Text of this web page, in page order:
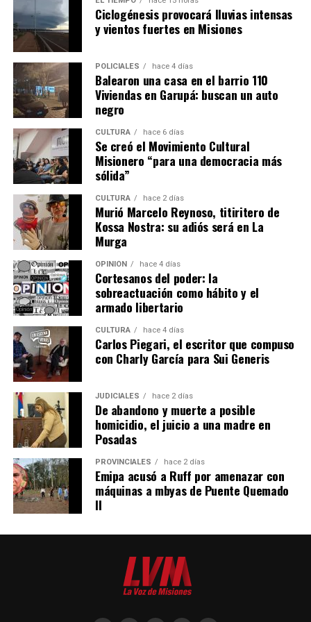
Ver esta publicación en Instagram
realidad otorga la potestad a los gobernadores”, es decir
que “va a depender de la voluntad de un gobernador”,
que “puede meter el papel en el cajón seis meses y se
termina vendiendo por falta de respuesta”.
Herrera Ahuad comentó al pleno de la reunión
legislativa los pronunciamientos que hubo en las últimas
semanas en Misiones en contra del proyecto mileísta y
contó: “Hemos tenido manifestaciones, de la Iglesia,
campesinos, productores, intendentes, ex intendentes,
que nos dijeron que debemos resguardar nuestro
patrimonio”.
“A lo largo de los cuatro años que me tocó ser
gobernador, los momentos más felices fue cuando pude
entregar a un colono el título de propiedad para que sea
dueño de su propia tierra”, apuntó Herrera Ahuad y
lanzó: “Yo no me permito estar del lado del que se la va
a sacar”.
Ciclogénesis provocará lluvias intensas
y vientos fuertes en Misiones
POLICIALES hace 4 días
Balearon una casa en el barrio 110
Viviendas en Garupá: buscan un auto
negro
CULTURA hace 6 días
Se creó el Movimiento Cultural
Misionero “para una democracia más
sólida”
CULTURA hace 2 días
Murió Marcelo Reynoso, titiritero de
Kossa Nostra: su adiós será en La
Murga
OPINIÓN hace 4 días
Cortesanos del poder: la
sobreactuación como hábito y el
armado libertario
CULTURA hace 4 días
Carlos Piegari, el escritor que compuso
con Charly García para Sui Generis
JUDICIALES hace 2 días
De abandono y muerte a posible
homicidio, el juicio a una madre en
Posadas
PROVINCIALES hace 2 días
Emipa acusó a Ruff por amenazar con
máquinas a mbyas de Puente Quemado
II